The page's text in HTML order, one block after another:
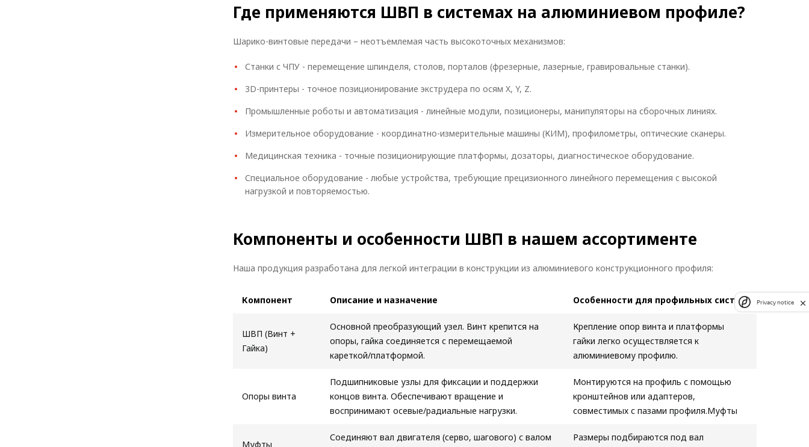
Где применяются ШВП в системах на алюминиевом профиле?
Шарико-винтовые передачи – неотъемлемая часть высокоточных механизмов:
Станки с ЧПУ - перемещение шпинделя, столов, порталов (фрезерные, лазерные, гравировальные станки).
3D-принтеры - точное позиционирование экструдера по осям X, Y, Z.
Промышленные роботы и автоматизация - линейные модули, позиционеры, манипуляторы на сборочных линиях.
Измерительное оборудование - координатно-измерительные машины (КИМ), профилометры, оптические сканеры.
Медицинская техника - точные позиционирующие платформы, дозаторы, диагностическое оборудование.
Специальное оборудование - любые устройства, требующие прецизионного линейного перемещения с высокой
нагрузкой и повторяемостью.
Компоненты и особенности ШВП в нашем ассортименте
Наша продукция разработана для легкой интеграции в конструкции из алюминиевого конструкционного профиля:
Компонент Описание и назначение Особенности для профильных систем
ШВП (Винт +
Гайка)
Основной преобразующий узел. Винт крепится на
опоры, гайка соединяется с перемещаемой
кареткой/платформой.
Крепление опор винта и платформы
гайки легко осуществляется к
алюминиевому профилю.
Опоры винта
Подшипниковые узлы для фиксации и поддержки
концов винта. Обеспечивают вращение и
воспринимают осевые/радиальные нагрузки.
Монтируются на профиль с помощью
кронштейнов или адаптеров,
совместимых с пазами профиля.Муфты
Муфты
Соединяют вал двигателя (серво, шагового) с валом
Размеры подбираются под вал
Privacy notice